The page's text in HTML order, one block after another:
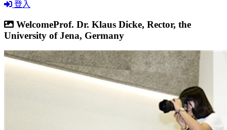
登入
WelcomeProf. Dr. Klaus Dicke, Rector, the
University of Jena, Germany